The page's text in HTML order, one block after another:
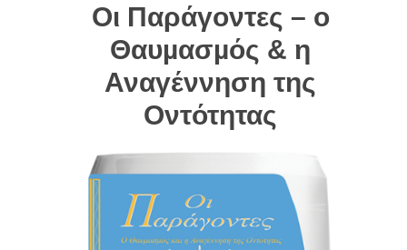
Οι Παράγοντες – ο
Θαυµασµός & η
Αναγέννηση της
Οντότητας